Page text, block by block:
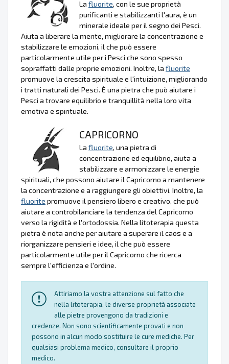
La fluorite, con le sue proprietà
purificanti e stabilizzanti l'aura, è un
minerale ideale per il segno dei Pesci.
Aiuta a liberare la mente, migliorare la concentrazione e
stabilizzare le emozioni, il che può essere
particolarmente utile per i Pesci che sono spesso
sopraffatti dalle proprie emozioni. Inoltre, la fluorite
promuove la crescita spirituale e l'intuizione, migliorando
i tratti naturali dei Pesci. È una pietra che può aiutare i
Pesci a trovare equilibrio e tranquillità nella loro vita
emotiva e spirituale.
CAPRICORNO
La fluorite, una pietra di
concentrazione ed equilibrio, aiuta a
stabilizzare e armonizzare le energie
spirituali, che possono aiutare il Capricorno a mantenere
la concentrazione e a raggiungere gli obiettivi. Inoltre, la
fluorite promuove il pensiero libero e creativo, che può
aiutare a controbilanciare la tendenza del Capricorno
verso la rigidità e l'ortodossia. Nella litoterapia questa
pietra è nota anche per aiutare a superare il caos e a
riorganizzare pensieri e idee, il che può essere
particolarmente utile per il Capricorno che ricerca
sempre l'efficienza e l'ordine.
Attiriamo la vostra attenzione sul fatto che
nella litoterapia, le diverse proprietà associate
alle pietre provengono da tradizioni e
credenze. Non sono scientificamente provati e non
possono in alcun modo sostituire le cure mediche. Per
qualsiasi problema medico, consultare il proprio
medico.